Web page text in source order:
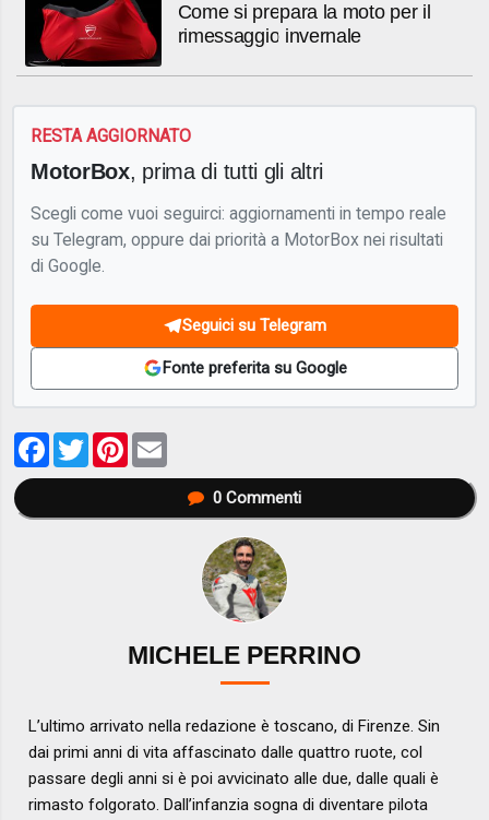
Come si prepara la moto per il
rimessaggio invernale
RESTA AGGIORNATO
MotorBox, prima di tutti gli altri
Scegli come vuoi seguirci: aggiornamenti in tempo reale
su Telegram, oppure dai priorità a MotorBox nei risultati
di Google.
Seguici su Telegram
Fonte preferita su Google
Facebook
TwitterPinterest
0Commenti
MICHELE PERRINO
L’ultimo arrivato nella redazione è toscano, di Firenze. Sin
dai primi anni di vita affascinato dalle quattro ruote, col
passare degli anni si è poi avvicinato alle due, dalle quali è
rimasto folgorato. Dall’infanzia sogna di diventare pilota